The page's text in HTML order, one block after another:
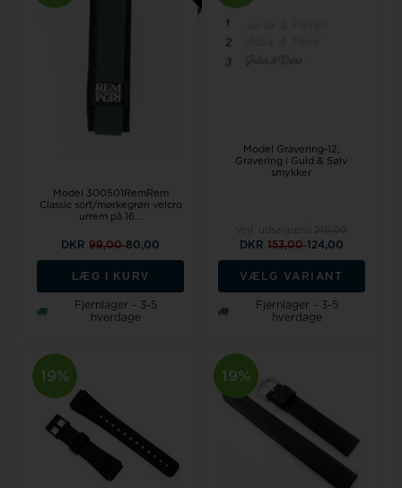
Model 300501RemRem
Classic sort/mørkegrøn velcro
urrem på 16...
DKR99,0080,00
LÆG I KURV
Fjernlager - 3-5
hverdage
Model Gravering-12
Gravering i Guld & Sølv
smykker
DKR 153,00124,00
VÆLG VARIANT
Fjernlager - 3-5
hverdage
19% 19%